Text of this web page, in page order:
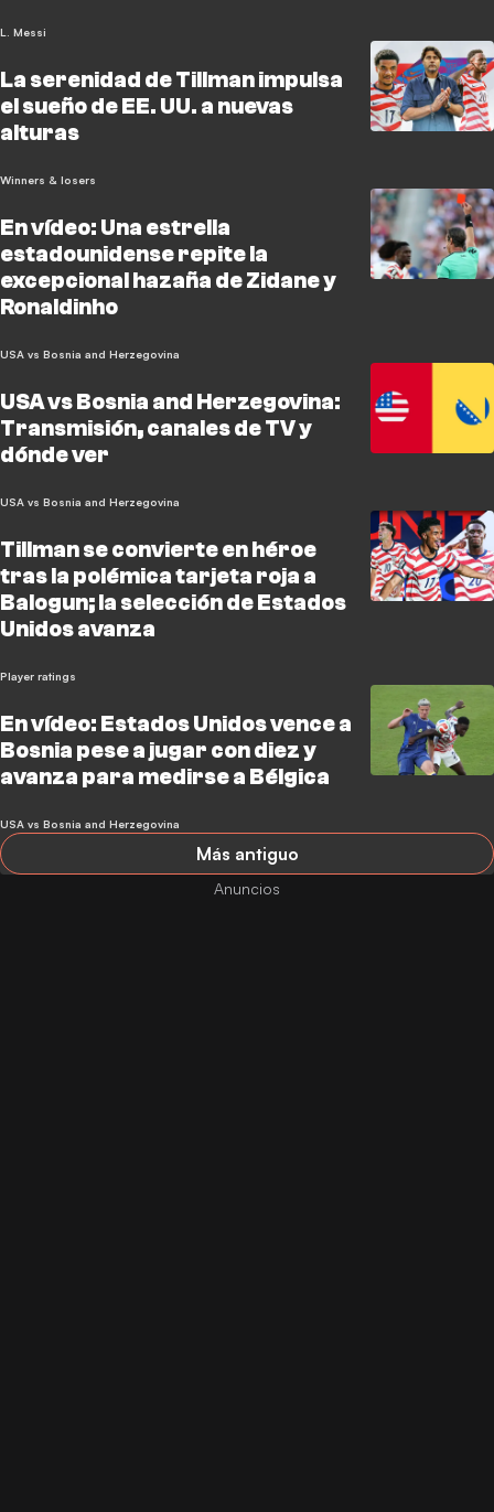
L. Messi
La serenidad de Tillman impulsa
el sueño de EE. UU. a nuevas
alturas
Winners & losers
En vídeo: Una estrella
estadounidense repite la
excepcional hazaña de Zidane y
Ronaldinho
USA vs Bosnia and Herzegovina
USA vs Bosnia and Herzegovina:
Transmisión, canales de TV y
dónde ver
USA vs Bosnia and Herzegovina
Tillman se convierte en héroe
tras la polémica tarjeta roja a
Balogun; la selección de Estados
Unidos avanza
Player ratings
En vídeo: Estados Unidos vence a
Bosnia pese a jugar con diez y
avanza para medirse a Bélgica
USA vs Bosnia and Herzegovina
Más antiguo